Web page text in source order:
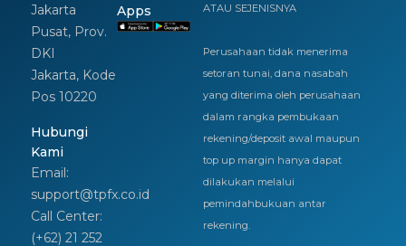
Jakarta
Pusat, Prov.
DKI
Jakarta, Kode
Pos 10220
Hubungi
Kami
Email:
support@tpfx.co.id
Call Center:
(+62) 21 252
Apps
ATAU SEJENISNYA
Perusahaan tidak menerima
setoran tunai, dana nasabah
yang diterima oleh perusahaan
dalam rangka pembukaan
rekening/deposit awal maupun
top up margin hanya dapat
dilakukan melalui
pemindahbukuan antar
rekening.